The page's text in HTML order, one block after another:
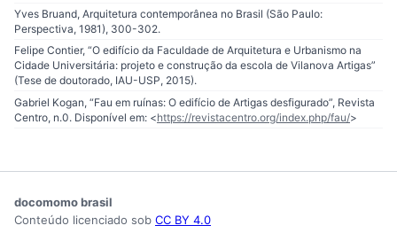
Yves Bruand, Arquitetura contemporânea no Brasil (São Paulo:
Perspectiva, 1981), 300-302.
Felipe Contier, “O edifício da Faculdade de Arquitetura e Urbanismo na
Cidade Universitária: projeto e construção da escola de Vilanova Artigas”
(Tese de doutorado, IAU-USP, 2015).
Gabriel Kogan, “Fau em ruínas: O edifício de Artigas desfigurado”, Revista
Centro, n.0. Disponível em: <https://revistacentro.org/index.php/fau/>
docomomo brasil
Conteúdo licenciado sob CC BY 4.0